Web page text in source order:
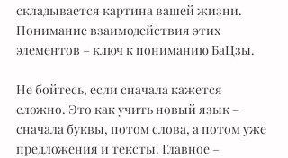
складывается картина вашей жизни.
Понимание взаимодействия этих
элементов – ключ к пониманию БаЦзы.
Не бойтесь, если сначала кажется
сложно. Это как учить новый язык –
сначала буквы, потом слова, а потом уже
предложения и тексты. Главное –